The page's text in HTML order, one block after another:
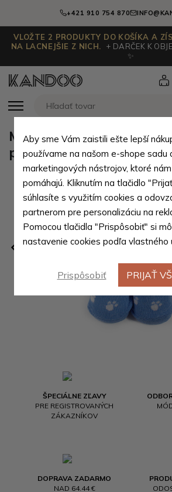
+421 910 754 870
VLOŽTE 2 PRODUKTY DO KOŠÍKA A
NA LACNEJŠIE Z NICH.
+ DARČEK K
✨
ŠPECIÁLNE ZĽAVY
PRE REGISTROVANÝCH
ZÁKAZNÍKOV
DOPRAVA ZADARMO
NAD 64.44 €
Modré chlapecké
ponožky 0 - 6 měsíců
Aby sme Vám zaistili ešte lepší
používame na našom e-shope sadu
marketingových nástrojov, ktoré
pomáhajú. Kliknutím na tlačidlo
súhlasíte s využitím cookies a
partnerom pre personalizáciu na
Pomocou tlačidla "Prispôsobiť" si
nastavenie cookies podľa vlastného
Prispôsobiť PRIJAŤ